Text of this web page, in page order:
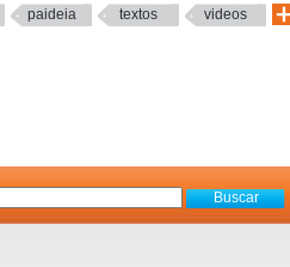
paideia textos videos